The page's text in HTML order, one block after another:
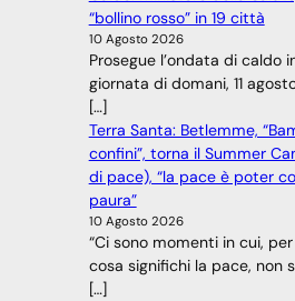
“bollino rosso” in 19 città
10 Agosto 2026
Prosegue l’ondata di caldo
giornata di domani, 11
[…]
Terra Santa: Betlemme,
confini”, torna il Summer
di pace), “la pace è poter
paura”
10 Agosto 2026
“Ci sono momenti in cui,
cosa significhi la pace, non
[…]